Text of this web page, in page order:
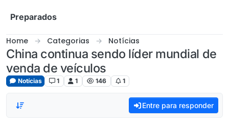
Preparados
Home Categorias Notícias
China continua sendo líder mundial de
venda de veículos
Notícias 1 1 146 1
Entre para responder